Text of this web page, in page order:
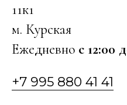
11к1
м. Курская
Ежедневно с 12:00
+7 995 880 41 41